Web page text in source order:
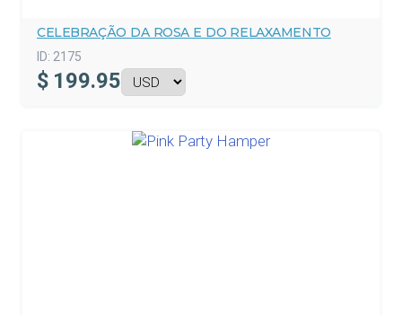
CELEBRAÇÃO DA ROSA E DO RELAXAMENTO
ID: 2175
$ 199.95